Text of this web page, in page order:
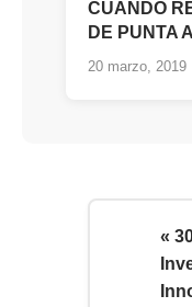
CUANDO
DE PUNTA
20 marzo, 2019
«